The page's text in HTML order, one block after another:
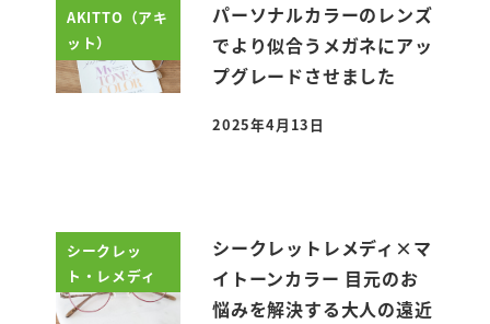
AKITTO（アキ
ット）
パーソナルカラーのレンズ
でより似合うメガネにアッ
プグレードさせました
投稿日
2025年4月13日
シークレッ
ト・レメディ
シークレットレメディ×マ
イトーンカラー 目元のお
悩みを解決する大人の遠近